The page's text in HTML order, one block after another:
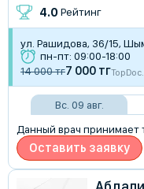
4.0 Рейтинг
ул. Рашидова, 36/15,
пн-пт: 09:00-18:00
14 000 тг7 000 тг
Вс. 09 авг.
Данный врач принимает
Оставить заявку